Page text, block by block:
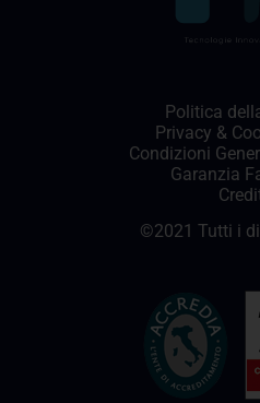
Politica
Privacy &
Condizioni
Garanzia
©2021 Tutti i